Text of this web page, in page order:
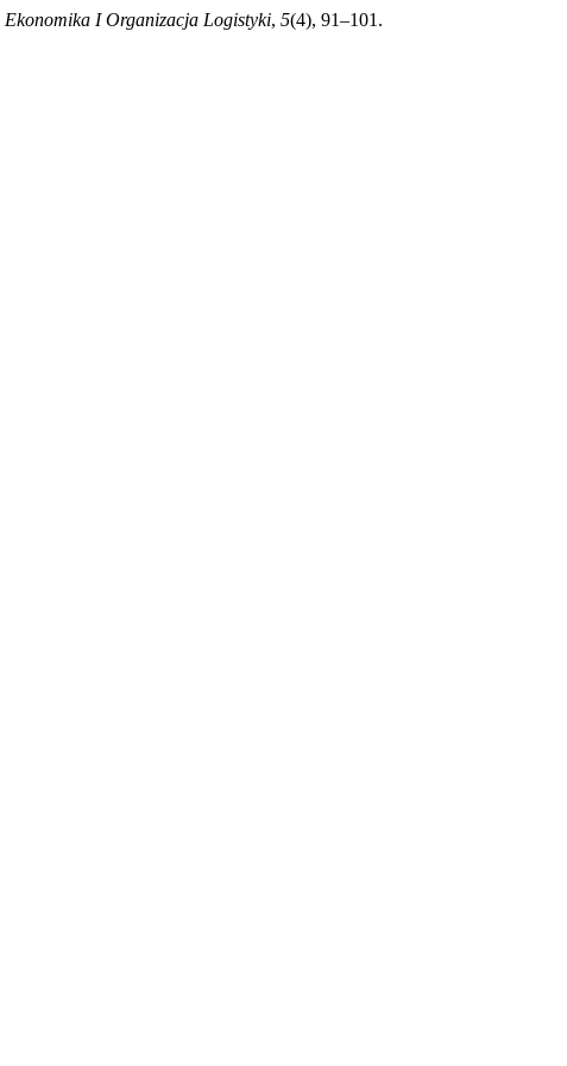
Ekonomika I Organizacja Logistyki, 5(4), 91–101.